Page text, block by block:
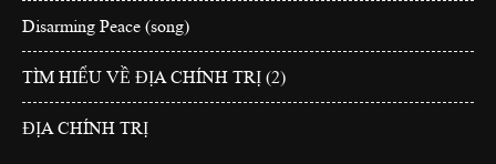
Disarming Peace (song)
TÌM HIỂU VỀ ĐỊA CHÍNH TRỊ (2)
ĐỊA CHÍNH TRỊ